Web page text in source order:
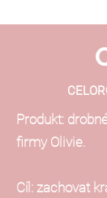
Produkt:
firmy Olivie.
Cíl: zachovat